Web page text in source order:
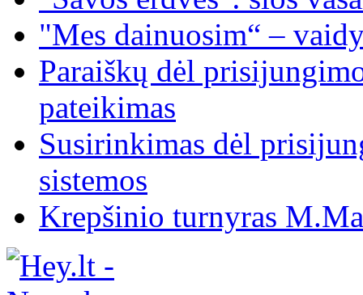
"Mes dainuosim“ –
Paraiškų dėl
pateikimas
Susirinkimas dėl
sistemos
Krepšinio turnyras